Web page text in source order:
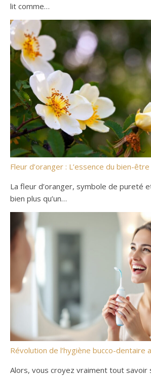
lit comme…
Fleur d’oranger : L’essence du bien-
La fleur d’oranger, symbole de pureté
bien plus qu’un…
Révolution de l’hygiène bucco-dentaire
Alors, vous croyez vraiment tout savoir